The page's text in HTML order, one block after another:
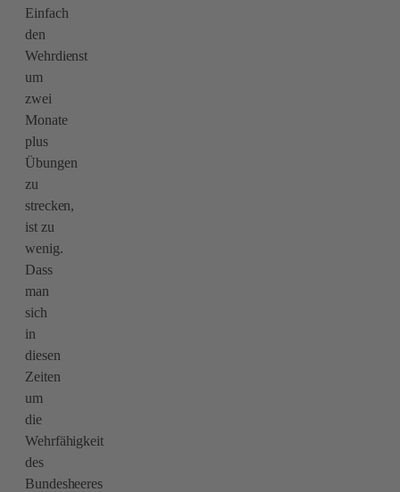
Einfach
den
Wehrdienst
um
zwei
Monate
plus
Übungen
zu
strecken,
ist zu
wenig.
Dass
man
sich
in
diesen
Zeiten
um
die
Wehrfähigkeit
des
Bundesheeres